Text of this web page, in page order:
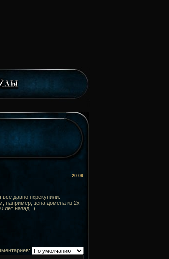
20:09
давно перекупили.
например, цена домена из 2х
лет назад =).